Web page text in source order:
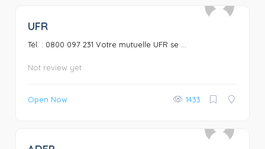
UFR
Tél. : 0800 097 231 Votre mutuelle UFR se ...
Not review yet
Open Now 1433